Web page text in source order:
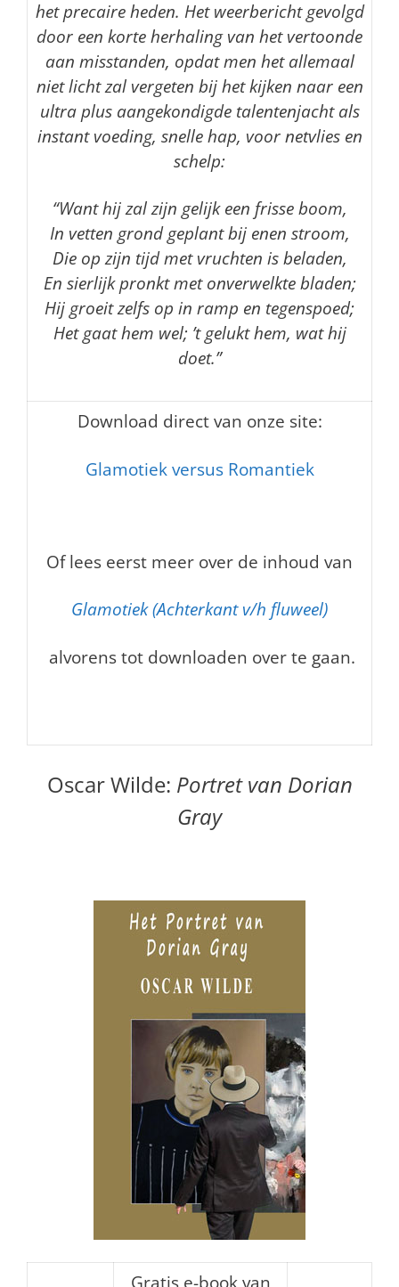
het precaire heden. Het weerbericht gevolgd
door een korte herhaling van het vertoonde
aan misstanden, opdat men het allemaal
niet licht zal vergeten bij het kijken naar een
ultra plus aangekondigde talentenjacht als
instant voeding, snelle hap, voor netvlies en
schelp:
“Want hij zal zijn gelijk een frisse boom,
In vetten grond geplant bij enen stroom,
Die op zijn tijd met vruchten is beladen,
En sierlijk pronkt met onverwelkte bladen;
Hij groeit zelfs op in ramp en tegenspoed;
Het gaat hem wel; ’t gelukt hem, wat hij
doet.”
Download direct van onze site:
Glamotiek versus Romantiek
Of lees eerst meer over de inhoud van
Glamotiek (Achterkant v/h fluweel)
alvorens tot downloaden over te gaan.
Oscar Wilde: Portret van Dorian
Gray
Gratis e-book van